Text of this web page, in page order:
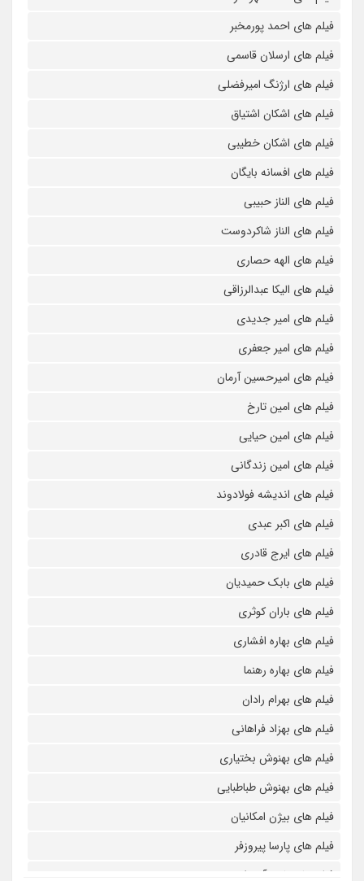
فیلم های احمد پورمخبر
فیلم های ارسلان قاسمی
فیلم های ارژنگ امیرفضلی
فیلم های اشکان اشتیاق
فیلم های اشکان خطیبی
فیلم های افسانه بایگان
فیلم های الناز حبیبی
فیلم های الناز شاکردوست
فیلم های الهه حصاری
فیلم های الیکا عبدالرزاقی
فیلم های امیر جدیدی
فیلم های امیر جعفری
فیلم های امیرحسین آرمان
فیلم های امین تارخ
فیلم های امین حیایی
فیلم های امین زندگانی
فیلم های اندیشه فولادوند
فیلم های اکبر عبدی
فیلم های ایرج قادری
فیلم های بابک حمیدیان
فیلم های باران کوثری
فیلم های بهاره افشاری
فیلم های بهاره رهنما
فیلم های بهرام رادان
فیلم های بهزاد فراهانی
فیلم های بهنوش بختیاری
فیلم های بهنوش طباطبایی
فیلم های بیژن امکانیان
فیلم های پارسا پیروزفر
فیلم های پانته آ بهرام